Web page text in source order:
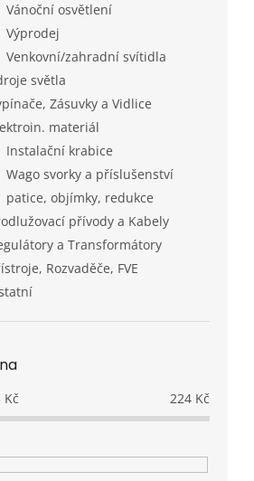
Vánoční osvětlení
Výprodej
Venkovní/zahradní svítidla
světla
Zásuvky a Vidlice
materiál
Instalační krabice
Wago svorky a příslušenství
patice, objímky, redukce
přívody a Kabely
a Transformátory
Rozvaděče, FVE
Kč 224 Kč